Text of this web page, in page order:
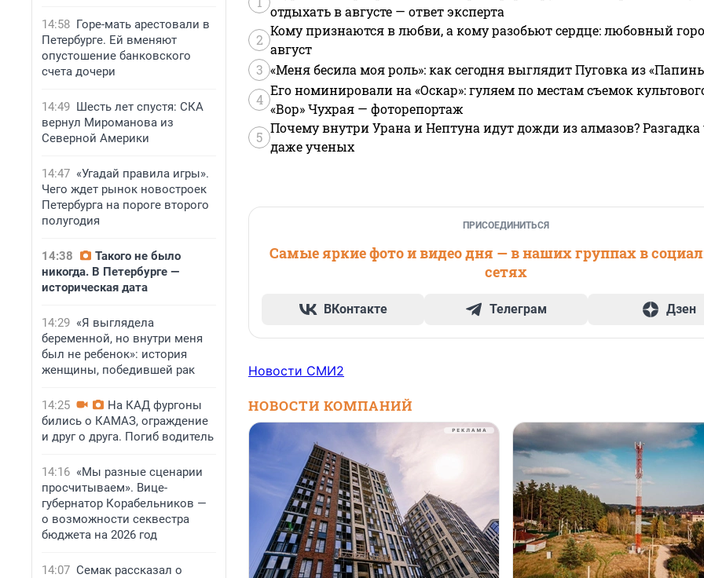
14:58 Горе-мать арестовали в
Петербурге. Ей вменяют
опустошение банковского
счета дочери
14:49 Шесть лет спустя: СКА
вернул Мироманова из
Северной Америки
14:47 «Угадай правила игры».
Чего ждет рынок новостроек
Петербурга на пороге второго
полугодия
14:38
Такого не было
никогда. В Петербурге —
историческая дата
14:29 «Я выглядела
беременной, но внутри меня
был не ребенок»: история
женщины, победившей рак
14:25
На КАД фургоны
бились о КАМАЗ, ограждение
и друг о друга. Погиб водитель
14:16 «Мы разные сценарии
просчитываем». Вице-
губернатор Корабельников —
о возможности секвестра
бюджета на 2026 год
14:07 Семак рассказал о
отдыхать в августе — ответ эксперта
2
Кому признаются в любви, а кому разобьют сердце: любовный
август
3 «Меня бесила моя роль»: как сегодня выглядит Пуговка из
4
Его номинировали на «Оскар»: гуляем по местам съемок
«Вор» Чухрая — фоторепортаж
5
Почему внутри Урана и Нептуна идут дожди из алмазов?
даже ученых
ПРИСОЕДИНИТЬСЯ
Самые яркие фото и видео дня — в наших группах в
сетях
ВКонтакте Телеграм Дзен
Новости СМИ2
НОВОСТИ КОМПАНИЙ